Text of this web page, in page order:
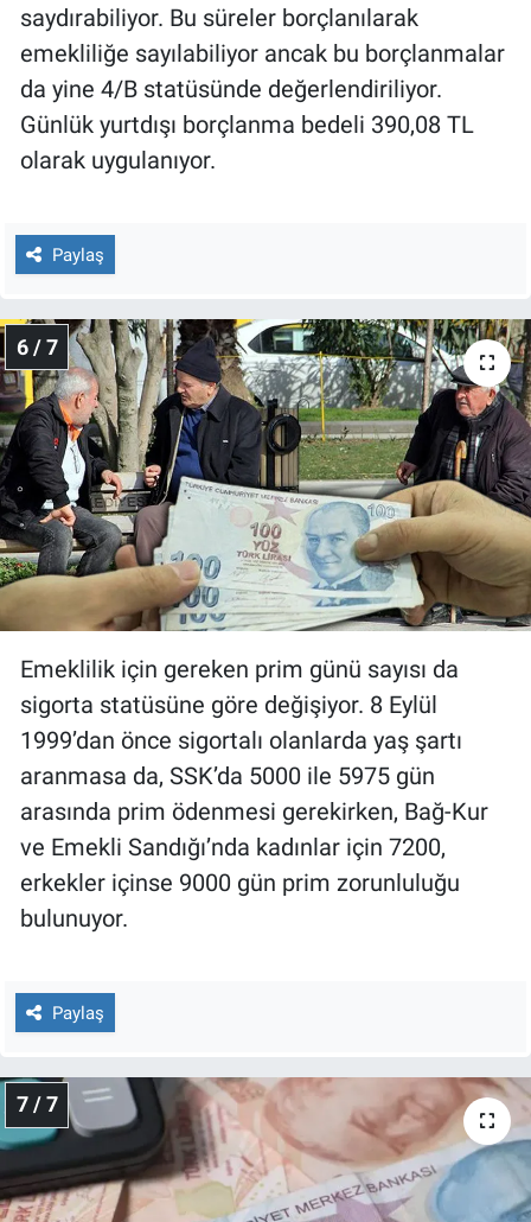
saydırabiliyor. Bu süreler borçlanılarak
emekliliğe sayılabiliyor ancak bu borçlanmalar
da yine 4/B statüsünde değerlendiriliyor.
Günlük yurtdışı borçlanma bedeli 390,08 TL
olarak uygulanıyor.
Paylaş
6 / 7
Emeklilik için gereken prim günü sayısı da
sigorta statüsüne göre değişiyor. 8 Eylül
1999’dan önce sigortalı olanlarda yaş şartı
aranmasa da, SSK’da 5000 ile 5975 gün
arasında prim ödenmesi gerekirken, Bağ-Kur
ve Emekli Sandığı’nda kadınlar için 7200,
erkekler içinse 9000 gün prim zorunluluğu
bulunuyor.
Paylaş
7 / 7